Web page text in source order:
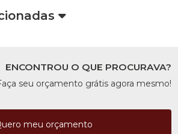
ENCONTROU O QUE PROCURAVA?
seu orçamento grátis agora mesmo!
meu orçamento